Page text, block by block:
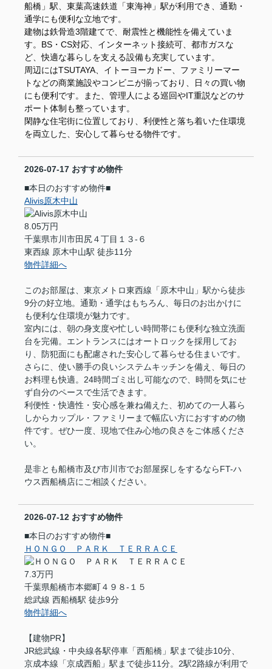
船橋」駅、東葉高速鉄道「東海神」駅が利用でき、通勤・
通学にも便利な立地です。
建物は鉄骨造3階建てで、耐震性と機能性を備えていま
す。BS・CS対応、インターネット接続可、都市ガスな
ど、快適な暮らしを支える設備も充実しています。
周辺にはTSUTAYA、イトーヨーカドー、ファミリーマー
トなどの商業施設やコンビニが揃っており、日々の買い物
にも便利です。また、管理人による巡回やIT重説などのサ
ポート体制も整っています。
閑静な住宅街に位置しており、利便性と落ち着いた住環境
を両立した、安心して暮らせる物件です。
2026-07-17 おすすめ物件
■本日のおすすめ物件■
Alivis原木中山
8.05万円
千葉県市川市田尻４丁目１３-６
東西線 原木中山駅 徒歩11分
物件詳細へ
このお部屋は、東京メトロ東西線「原木中山」駅から徒歩
9分の好立地。通勤・通学はもちろん、毎日のお出かけに
も便利な住環境が魅力です。
室内には、朝の身支度や忙しい時間帯にも便利な独立洗面
台を完備。エントランスにはオートロックを採用してお
り、防犯面にも配慮された安心して暮らせる住まいです。
さらに、使い勝手の良いシステムキッチンを備え、毎日の
お料理も快適。24時間ゴミ出し可能なので、時間を気にせ
ず自分のペースで生活できます。
利便性・快適性・安心感を兼ね備えた、初めての一人暮ら
しからカップル・ファミリーまで幅広い方におすすめの物
件です。ぜひ一度、現地で住み心地の良さをご体感くださ
い。
是非とも船橋市及び市川市でお部屋探しをするならFT-ハ
ウス西船橋店にご相談ください。
2026-07-12 おすすめ物件
■本日のおすすめ物件■
ＨＯＮＧＯ ＰＡＲＫ ＴＥＲＲＡＣＥ
7.3万円
千葉県船橋市本郷町４９８-１５
総武線 西船橋駅 徒歩9分
物件詳細へ
【建物PR】
JR総武線・中央線各駅停車「西船橋」駅まで徒歩10分、
京成本線「京成西船」駅まで徒歩11分。2駅2路線が利用で